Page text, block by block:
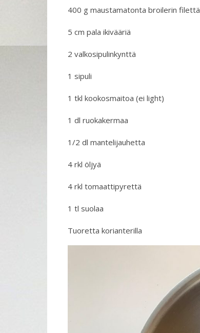
400 g maustamatonta broilerin filettä
5 cm pala ikivääriä
2 valkosipulinkynttä
1 sipuli
1 tkl kookosmaitoa (ei light)
1 dl ruokakermaa
1/2 dl mantelijauhetta
4 rkl öljyä
4 rkl tomaattipyrettä
1 tl suolaa
Tuoretta korianterilla